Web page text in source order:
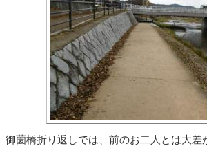
御薗橋折り返しでは、前のお二人とは大差